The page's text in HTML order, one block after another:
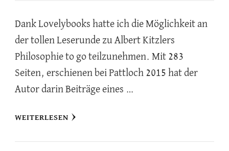
Dank Lovelybooks hatte ich die Möglichkeit an
der tollen Leserunde zu Albert Kitzlers
Philosophie to go teilzunehmen. Mit 283
Seiten, erschienen bei Pattloch 2015 hat der
Autor darin Beiträge eines …
WEITERLESEN